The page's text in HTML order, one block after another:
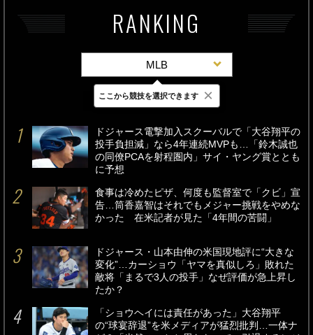
RANKING
MLB
最新 24時間 週間
ドジャース電撃加入スクーバルで「大谷翔平の
投手負担減」なら4年連続MVPも…「鈴木誠也
の同僚PCAを射程圏内」サイ・ヤング賞ととも
に予想
食事は冷めたピザ、何度も監督室で「クビ」宣
告…筒香嘉智はそれでもメジャー挑戦をやめな
かった 在米記者が見た「4年間の苦闘」
ドジャース・山本由伸の米国現地評に“大きな
変化”…カーショウ「ヤマを真似しろ」敗れた
敵将「まるで3人の投手」なぜ評価が急上昇し
たか？
「ショウヘイには責任があった」大谷翔平
の“球宴辞退”を米メディアが猛烈批判…一体ナ
ここから競技を選択できます ×